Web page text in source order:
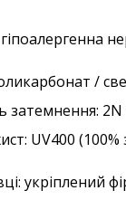
/
затемнення:
: UV400
укріплений